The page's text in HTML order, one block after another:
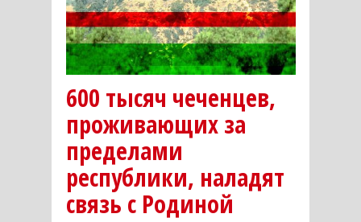
600 тысяч чеченцев,
проживающих за
пределами
республики, наладят
связь с Родиной